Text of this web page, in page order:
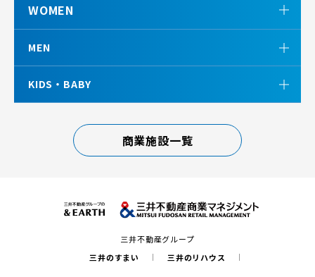
WOMEN
MEN
KIDS・BABY
商業施設一覧
三井不動産グループ
三井のすまい
三井のリハウス